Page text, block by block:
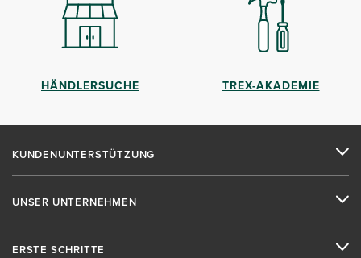
HÄNDLERSUCHE TREX-AKADEMIE
KUNDENUNTERSTÜTZUNG
UNSER UNTERNEHMEN
ERSTE SCHRITTE